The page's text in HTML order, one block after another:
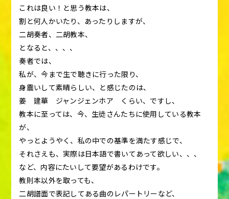
これは良い！と思う教本は、
割と何人かいたり、あったりしますが、
二胡奏者、二胡教本、
となると、、、、
奏者では、
私が、今まで生で聴きに行った限り、
身震いして素晴らしい、と感じたのは、
姜 建華 ジャンジェンホア くらい、ですし、
教本に至っては、今、生徒さんたちに使用している教本
が、
やっとようやく、私の中での基準を満たす感じで、
それさえも、実際は日本語で書いてあって欲しい、、、
など、内容にたいして要望があるわけです。
教則本以外を取っても、
二胡譜面で表記してある曲のレパートリーなど、